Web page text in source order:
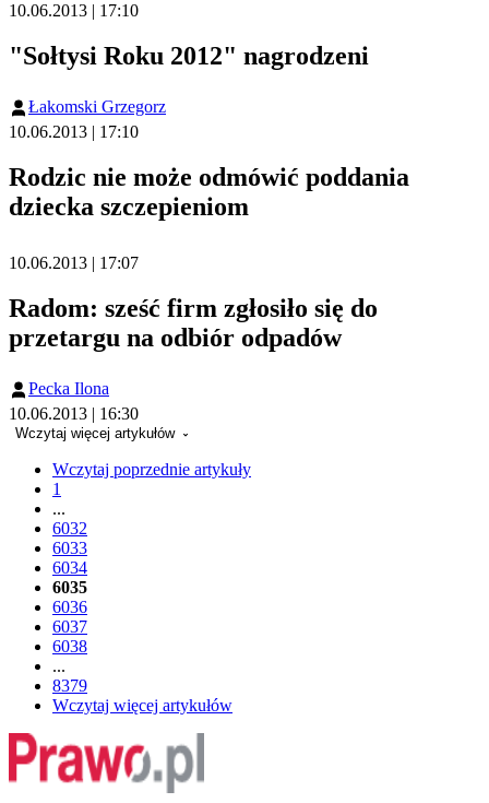
10.06.2013 | 17:10
"Sołtysi Roku 2012" nagrodzeni
Łakomski Grzegorz
10.06.2013 | 17:10
Rodzic nie może odmówić poddania
dziecka szczepieniom
10.06.2013 | 17:07
Radom: sześć firm zgłosiło się do
przetargu na odbiór odpadów
Pecka Ilona
10.06.2013 | 16:30
Wczytaj więcej artykułów
Wczytaj poprzednie artykuły
1
...
6032
6033
6034
6035
6036
6037
6038
...
8379
Wczytaj więcej artykułów